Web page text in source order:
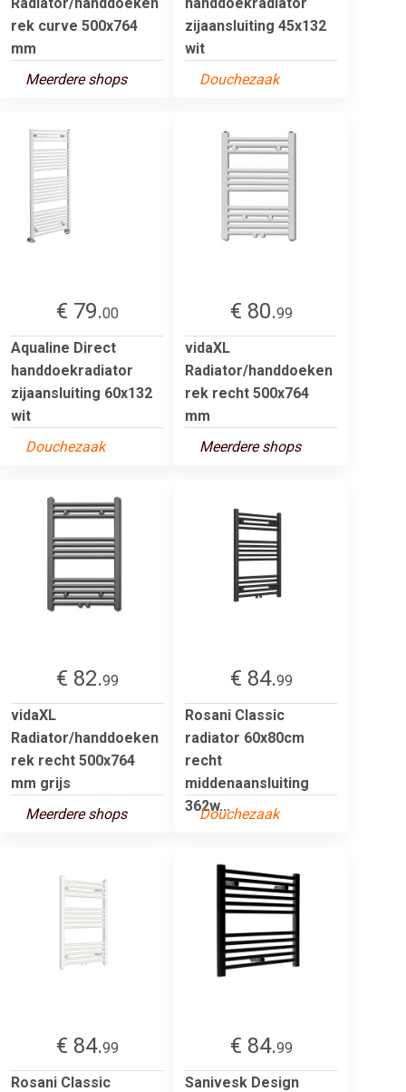
rek curve 500x764
mm
Meerdere shops
zijaansluiting 45x132
wit
Douchezaak
€ 79.00
Aqualine Direct
handdoekradiator
zijaansluiting 60x132
wit
Douchezaak
€ 80.99
vidaXL
Radiator/handdoeken
rek recht 500x764
mm
Meerdere shops
€ 82.99
vidaXL
Radiator/handdoeken
rek recht 500x764
mm grijs
Meerdere shops
€ 84.99
Rosani Classic
radiator 60x80cm
recht
middenaansluiting
362w...
Douchezaak
€ 84.99
Rosani Classic
€ 84.99
Sanivesk Design